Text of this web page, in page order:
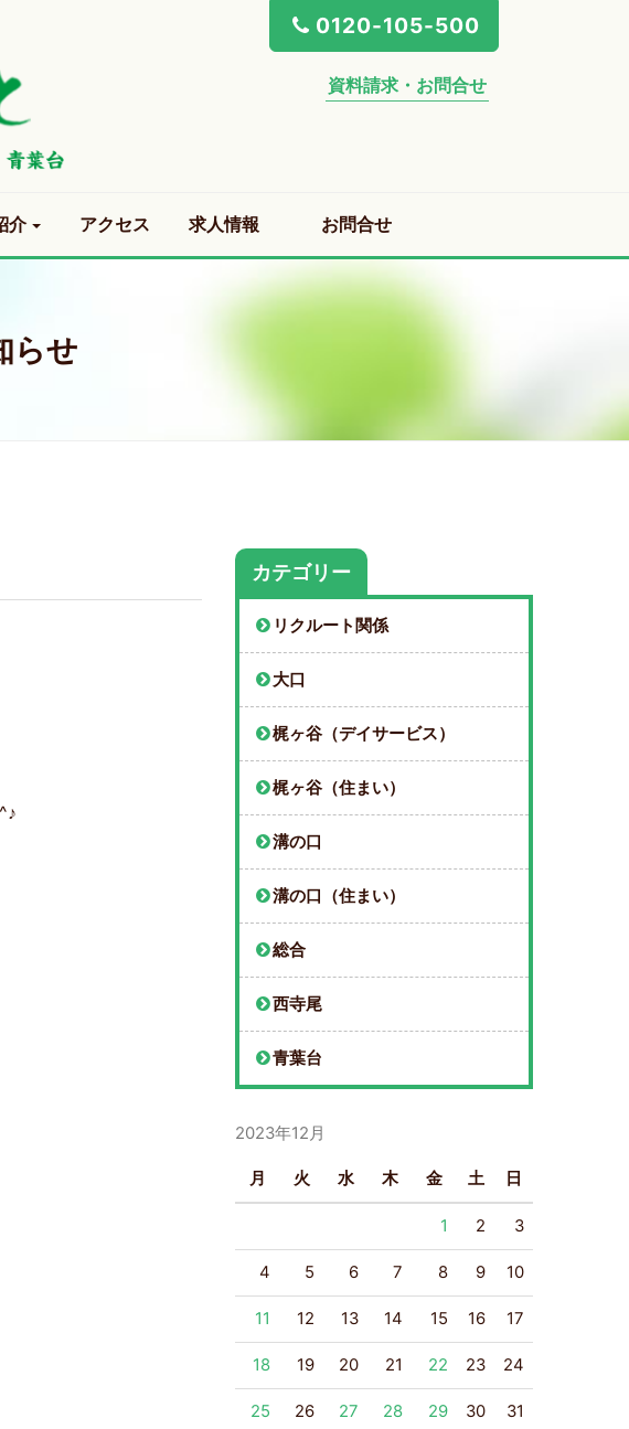
0120-105-500
資料請求・お問合せ
介 アクセス 求人情報 お問合せ
らせ
カテゴリー
リクルート関係
大口
梶ヶ谷（デイサービス）
梶ヶ谷（住まい）
溝の口
溝の口（住まい）
総合
西寺尾
青葉台
2023年12月
月 火 水 木 金 土 日
1 2 3
4 5 6 7 8 9 10
11 12 13 14 15 16 17
18 19 20 21 22 23 24
25 26 27 28 29 30 31